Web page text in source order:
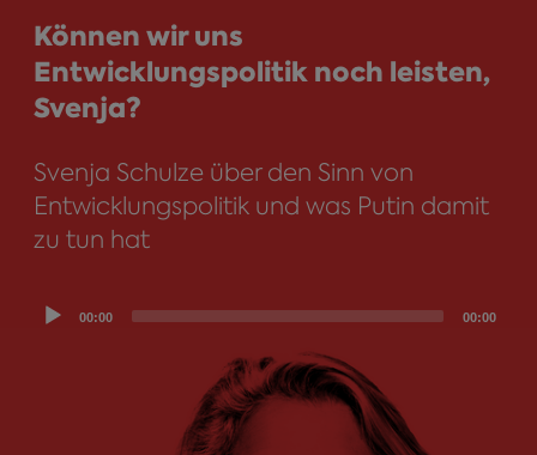
Können wir uns
Entwicklungspolitik noch leisten,
Svenja?
Svenja Schulze über den Sinn von
Entwicklungspolitik und was Putin damit
zu tun hat
Audio
Player
00:00 00:00